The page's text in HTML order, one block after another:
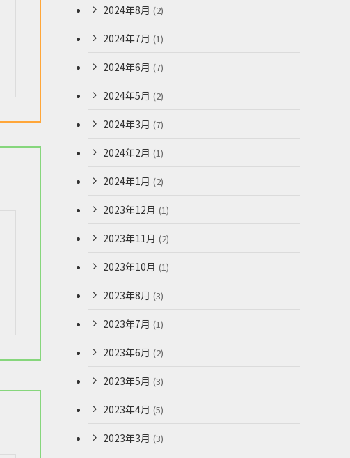
2024年8月 (2)
2024年7月 (1)
2024年6月 (7)
2024年5月 (2)
2024年3月 (7)
2024年2月 (1)
2024年1月 (2)
2023年12月 (1)
2023年11月 (2)
2023年10月 (1)
2023年8月 (3)
2023年7月 (1)
2023年6月 (2)
2023年5月 (3)
2023年4月 (5)
2023年3月 (3)